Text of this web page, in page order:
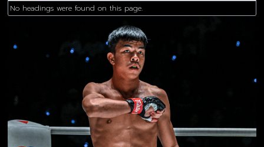
No headings were found on this page.